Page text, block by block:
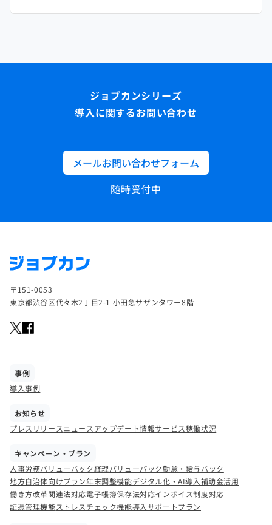
導入に関するお問い合わせ
メールお問い合わせフォーム
随時受付中
〒151-0053
東京都渋谷区代々木2丁目2-1 小田急サザンタワー8階
事例
導入事例
お知らせ
プレスリリースニュース アップデート情報サービス稼働状況
キャンペーン・プラン
人事労務バリューパック経理バリューパック勤怠・給与パック
地方自治体向けプラン年末調整機能デジタル化・AI導入補助金活用
働き方改革関連法対応電子帳簿保存法対応インボイス制度対応
証憑管理機能ストレスチェック機能導入サポートプラン